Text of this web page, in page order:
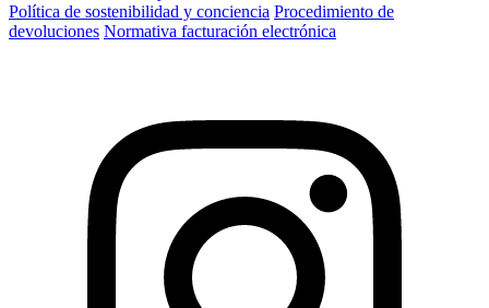
Política de sostenibilidad y conciencia Procedimiento de
devoluciones Normativa facturación electrónica